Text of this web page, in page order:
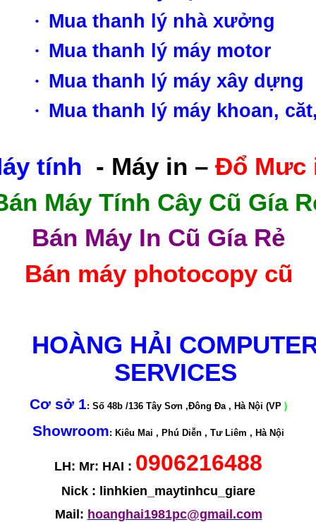
· Mua thanh lý nhà xưởng
· Mua thanh lý máy motor
· Mua thanh lý máy xây dựng
· Mua thanh lý máy khoan,
tính - Máy in – Đổ Mưc
Máy Tính Cây Cũ Gía
Bán Máy In Cũ Gía Rẻ
Bán máy photocopy cũ
HOÀNG HẢI
SERVICES
Cơ sở 1: Số 48b /136 Tây Sơn ,Đông Đa , Hà Nội (VP )
Showroom: Kiêu Mai , Phú Diễn , Tư Liêm , Hà Nội
LH: Mr: HAI : 0906216488
Nick : linhkien_maytinhcu_giare
Mail: hoanghai1981pc@gmail.com